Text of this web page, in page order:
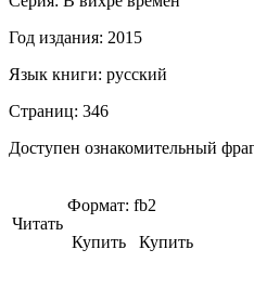
Год издания: 2015
Язык книги: русский
Страниц: 346
Доступен ознакомительный
Читать
Формат: fb2
Купить Купить